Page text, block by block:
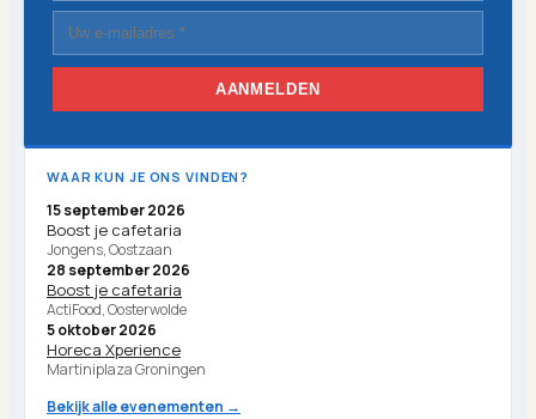
AANMELDEN
WAAR KUN JE ONS VINDEN?
15 september 2026
Boost je cafetaria
Jongens, Oostzaan
28 september 2026
Boost je cafetaria
ActiFood, Oosterwolde
5 oktober 2026
Horeca Xperience
Martiniplaza Groningen
Bekijk alle evenementen →